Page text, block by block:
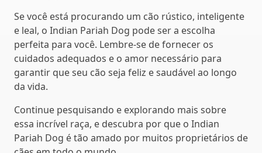
Se você está procurando um cão rústico, inteligente
e leal, o Indian Pariah Dog pode ser a escolha
perfeita para você. Lembre-se de fornecer os
cuidados adequados e o amor necessário para
garantir que seu cão seja feliz e saudável ao longo
da vida.
Continue pesquisando e explorando mais sobre
essa incrível raça, e descubra por que o Indian
Pariah Dog é tão amado por muitos proprietários de